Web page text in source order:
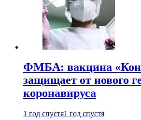
ФМБА: вакцина
защищает от нового
коронавируса
1 год спустя1 год спустя